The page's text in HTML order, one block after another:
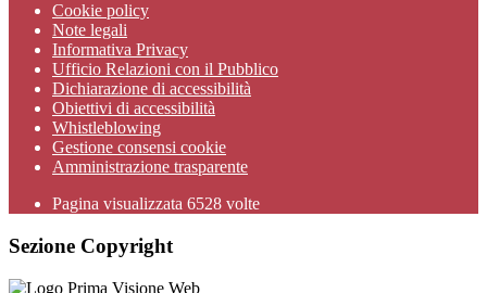
Cookie policy
Note legali
Informativa Privacy
Ufficio Relazioni con il Pubblico
Dichiarazione di accessibilità
Obiettivi di accessibilità
Whistleblowing
Gestione consensi cookie
Amministrazione trasparente
Pagina visualizzata 6528 volte
Sezione Copyright